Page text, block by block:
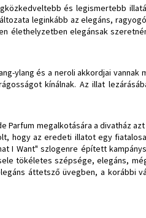
és legismertebb
leginkább az elegáns,
élethelyzetben elegánsak
ylang és a neroli akkordjai
kínálnak. Az illat
Parfum megalkotására a divatház azt
hogy az eredeti illatot egy
I Want" szlogenre épített
tökéletes szépsége, elegáns,
áttetsző üvegben, a korábbi